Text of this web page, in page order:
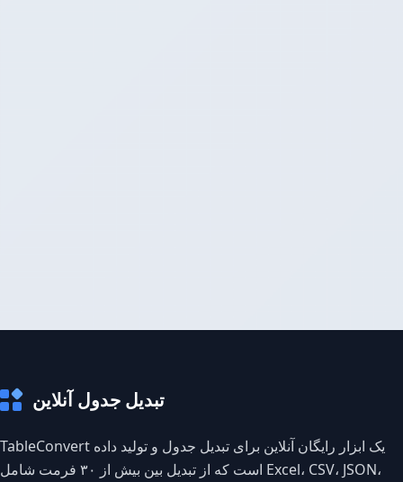
تبدیل جدول آنلاین
TableConvert یک ابزار رایگان آنلاین برای تبدیل جدول و تولید داده
است که از تبدیل بین بیش از ۳۰ فرمت شامل Excel، CSV، JSON،